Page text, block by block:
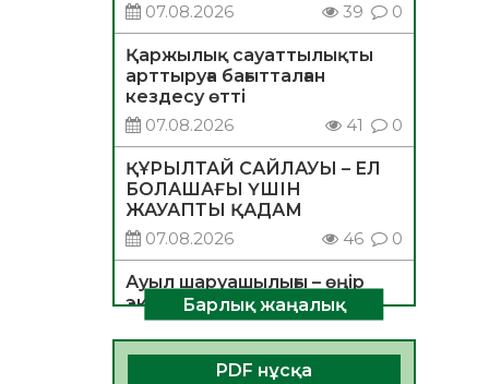
07.08.2026
39 0
Қаржылық сауаттылықты
арттыруға бағытталған
кездесу өтті
07.08.2026
41 0
ҚҰРЫЛТАЙ САЙЛАУЫ – ЕЛ
БОЛАШАҒЫ ҮШІН
ЖАУАПТЫ ҚАДАМ
07.08.2026
46 0
Ауыл шаруашылығы – өңір
экономикасының негізгі
тірегі
06.08.2026
53 0
Барлық жаңалық
PDF нұсқа